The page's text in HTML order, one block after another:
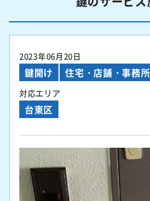
2023年06月20日
鍵開け 住宅・店舗・事務所
対応エリア
台東区